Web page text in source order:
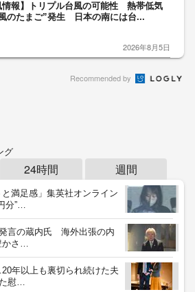
情報】トリプル台風の可能性 熱帯低気
のたまご”発生 日本の南には台...
2026年8月5日
Recommended by
グ
24時間 週間
と満足感」集英社オンライン
分”…
発言の蔵内氏 海外出張の内
かさ…
年以上も裏切られ続けた夫
た慰…